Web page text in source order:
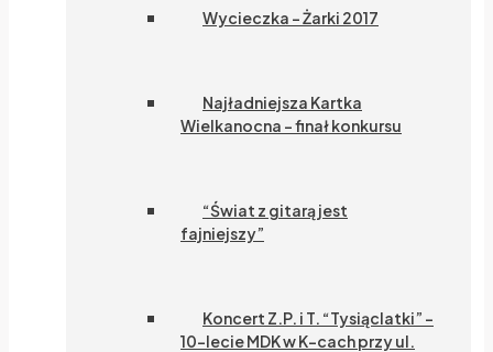
Wycieczka – Żarki 2017
Najładniejsza Kartka
Wielkanocna – finał konkursu
“Świat z gitarą jest
fajniejszy”
Koncert Z.P. i T. “Tysiąclatki” –
10-lecie MDK w K-cach przy ul.